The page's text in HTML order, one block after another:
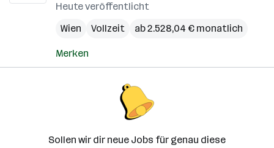
Heute veröffentlicht
Wien
Vollzeit ab 2.528,04 € monatlich
Merken
Sollen wir dir neue Jobs für genau diese